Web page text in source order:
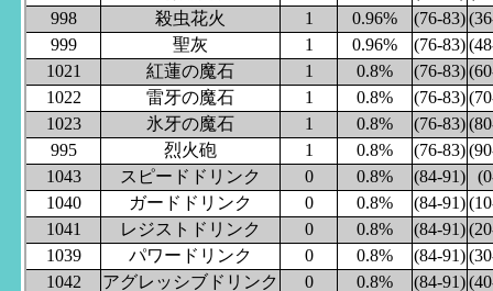
998
殺虫花火 1 0.96% (76-83)
999
聖灰 1 0.96% (76-83)
1021
紅蓮の魔石 1 0.8% (76-83)
1022
雷牙の魔石 1 0.8% (76-83)
1023
氷牙の魔石 1 0.8% (76-83)
995
烈火砲 1 0.8% (76-83)
1043
スピードドリンク 0 0.8% (84-91)
1040
ガードドリンク 0 0.8% (84-91)
1041
レジストドリンク 0 0.8% (84-91)
1039
パワードリンク 0 0.8% (84-91)
1042
アグレッシブドリンク 0 0.8% (84-91)